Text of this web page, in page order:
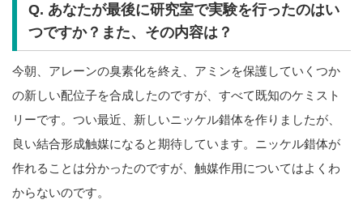
Q. あなたが最後に研究室で実験を行ったのはい
つですか？また、その内容は？
今朝、アレーンの臭素化を終え、アミンを保護していくつか
の新しい配位子を合成したのですが、すべて既知のケミスト
リーです。つい最近、新しいニッケル錯体を作りましたが、
良い結合形成触媒になると期待しています。ニッケル錯体が
作れることは分かったのですが、触媒作用についてはよくわ
からないのです。